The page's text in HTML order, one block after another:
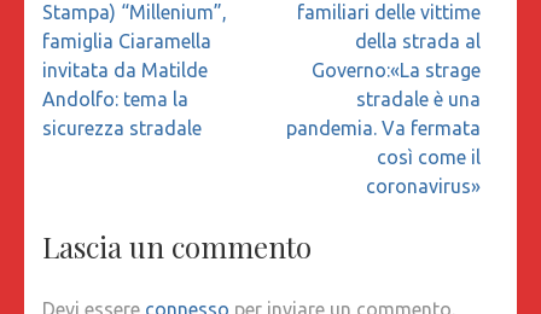
Stampa) “Millenium”,
famiglia Ciaramella
invitata da Matilde
Andolfo: tema la
sicurezza stradale
familiari delle vittime
della strada al
Governo:«La strage
stradale è una
pandemia. Va fermata
così come il
coronavirus»
Lascia un commento
Devi essere connesso per inviare un commento.